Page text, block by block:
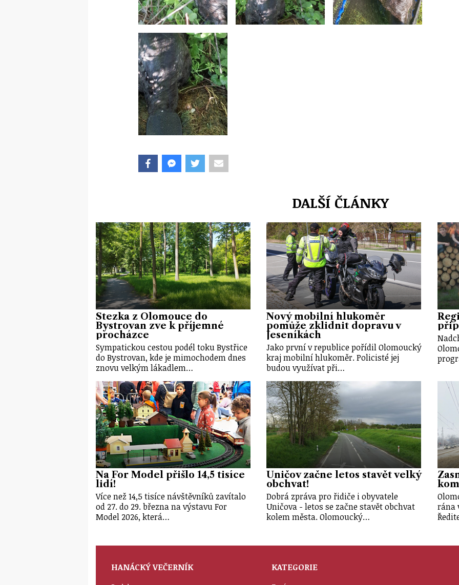
DALŠÍ ČLÁNKY
Stezka z Olomouce do
Bystrovan zve k příjemné
procházce
Sympatickou cestou podél toku Bystřice
do Bystrovan, kde je mimochodem dnes
znovu velkým lákadlem…
Nový mobilní hlukoměr
pomůže zklidnit dopravu v
Jeseníkách
Jako první v republice pořídil Olomoucký
kraj mobilní hlukoměr. Policisté jej
budou využívat při…
Na For Model přišlo 14,5 tisíce
lidí!
Více než 14,5 tisíce návštěvníků zavítalo
od 27. do 29. března na výstavu For
Model 2026, která…
Uničov začne letos stavět velký
obchvat!
Dobrá zpráva pro řidiče i obyvatele
Uničova - letos se začne stavět obchvat
kolem města. Olomoucký…
rána
HANÁCKÝ VEČERNÍK KATEGORIE